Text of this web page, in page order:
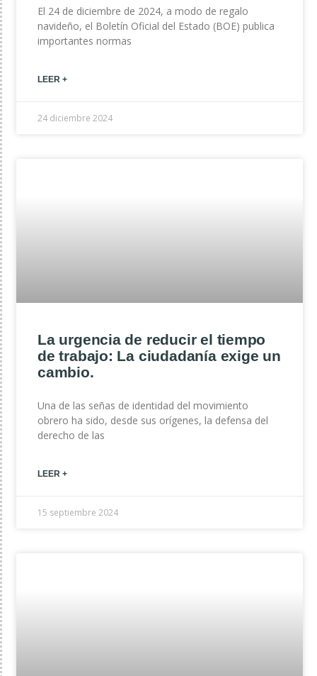
El 24 de diciembre de 2024, a modo de regalo
navideño, el Boletín Oficial del Estado (BOE) publica
importantes normas
LEER +
24 diciembre 2024
La urgencia de reducir el tiempo
de trabajo: La ciudadanía exige un
cambio.
Una de las señas de identidad del movimiento
obrero ha sido, desde sus orígenes, la defensa del
derecho de las
LEER +
15 septiembre 2024